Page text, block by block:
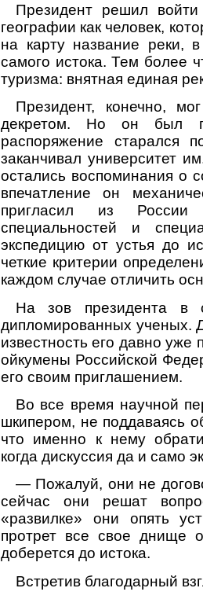
Президент решил
географии как человек,
на карту название реки,
самого истока. Тем более
туризма: внятная единая
Президент, конечно,
декретом. Но он был
распоряжение старался
заканчивал университет
остались воспоминания о
впечатление он
пригласил из России
специальностей и
экспедицию от устья до
четкие критерии
каждом случае отличить
На зов президента в
дипломированных
известность его давно
ойкумены Российской
его своим приглашением.
Во все время научной
шкипером, не поддаваясь
что именно к нему
когда дискуссия да и само
— Пожалуй, они не
сейчас они решат
«развилке» они опять
протрет все свое днище
доберется до истока.
Встретив благодарный